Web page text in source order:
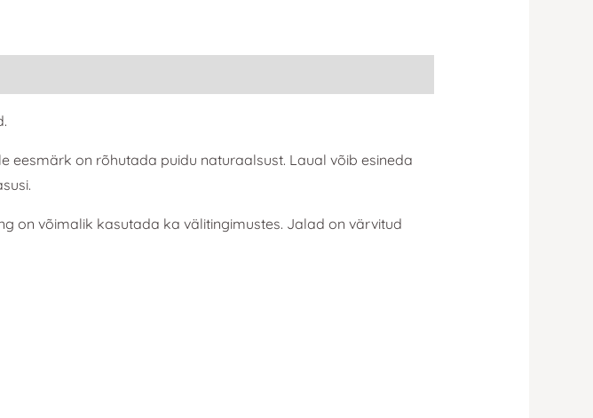
eesmärk on rõhutada puidu naturaalsust. Laual võib esineda
on võimalik kasutada ka välitingimustes. Jalad on värvitud